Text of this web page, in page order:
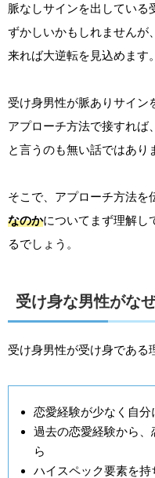
脈なしサインを出している
ずかしいかもしれませんが
来れば大逆転を見込めます。
受け身男性が脈ありサイン
アプローチ方法で接すれば
と言うのも無い話ではあり
そこで、アプローチ方法を
なのかについてまず理解し
るでしょう。
受け身な男性がな
受け身男性が受け身である
恋愛経験が少なく自分
過去の恋愛経験から
ら
ハイスペック要素を